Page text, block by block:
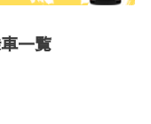
一覧